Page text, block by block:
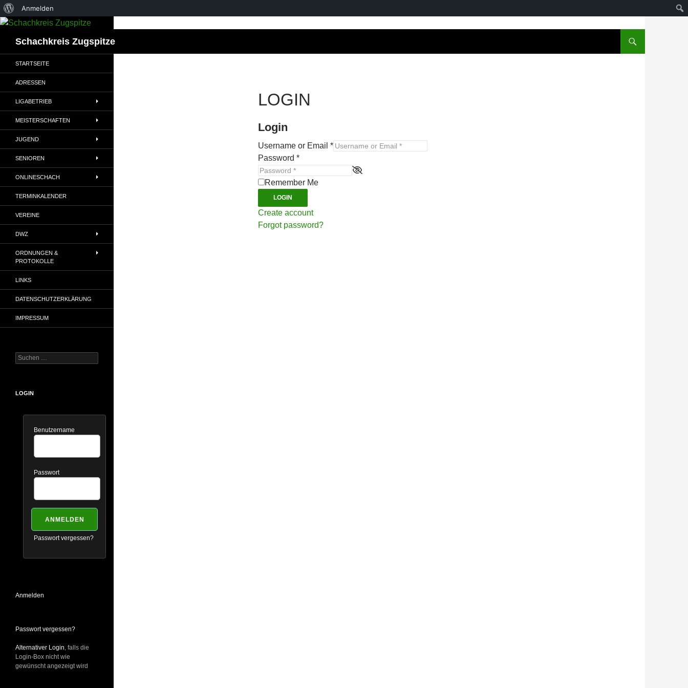
Über
WordPress
Anmelden
Zum
springenSchachkreis Zugspitze
LOGIN
Login
Username or Email *
Password *
Remember Me
LOGIN
Create account
Forgot password?
STARTSEITE
ADRESSEN
LIGABETRIEB
MEISTERSCHAFTEN
JUGEND
SENIOREN
ONLINESCHACH
TERMINKALENDER
VEREINE
DWZ
ORDNUNGEN &
PROTOKOLLE
LINKS
DATENSCHUTZERKLÄRUNG
IMPRESSUM
Suchen
nach:
LOGIN
Benutzername
Passwort
Passwort vergessen?
Anmelden
Passwort vergessen?
Alternativer Login , falls die
Login-Box nicht wie
gewünscht angezeigt wird